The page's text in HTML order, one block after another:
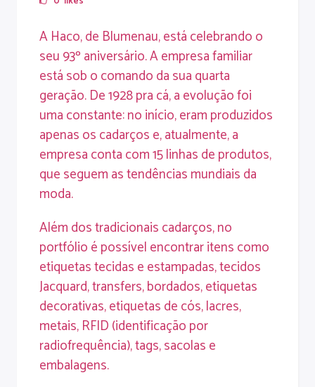
A Haco, de Blumenau, está celebrando o
seu 93º aniversário. A empresa familiar
está sob o comando da sua quarta
geração. De 1928 pra cá, a evolução foi
uma constante: no início, eram produzidos
apenas os cadarços e, atualmente, a
empresa conta com 15 linhas de produtos,
que seguem as tendências mundiais da
moda.
Além dos tradicionais cadarços, no
portfólio é possível encontrar itens como
etiquetas tecidas e estampadas, tecidos
Jacquard, transfers, bordados, etiquetas
decorativas, etiquetas de cós, lacres,
metais, RFID (identificação por
radiofrequência), tags, sacolas e
embalagens.